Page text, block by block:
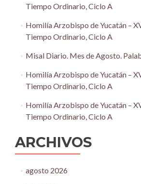
Tiempo Ordinario, Ciclo A
Homilía Arzobispo de Yucatán –
Tiempo Ordinario, Ciclo A
Misal Diario. Mes de Agosto.
Homilía Arzobispo de Yucatán –
Tiempo Ordinario, Ciclo A
Homilía Arzobispo de Yucatán –
Tiempo Ordinario, Ciclo A
ARCHIVOS
agosto 2026